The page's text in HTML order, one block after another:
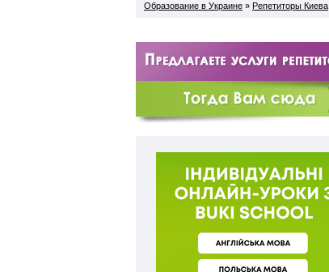
Образование в Украине » Репетиторы Киева